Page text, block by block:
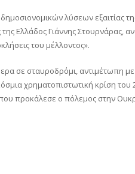
λύσεων εξαιτίας
Ελλάδος Γιάννης Στουρνάρας,
του μέλλοντος».
σε σταυροδρόμι, αντιμέτωπη
χρηματοπιστωτική κρίση του
προκάλεσε ο πόλεμος στην